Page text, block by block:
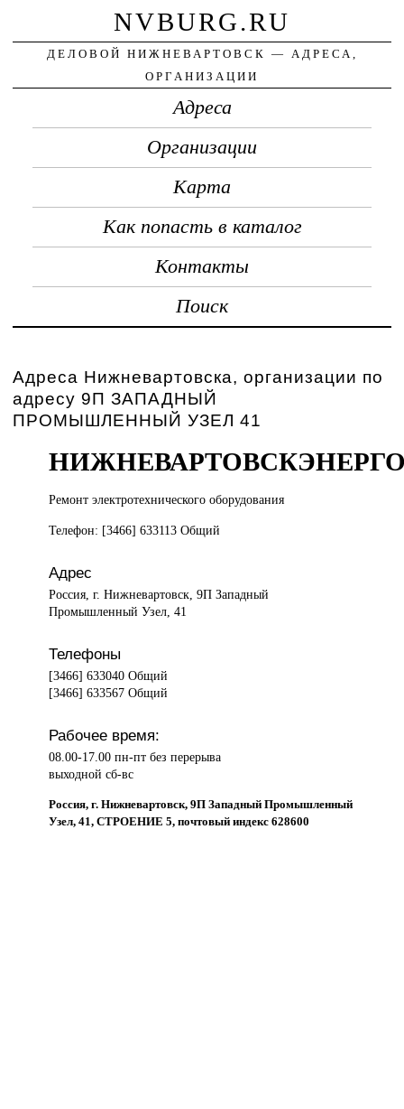
NVBURG.RU
ДЕЛОВОЙ НИЖНЕВАРТОВСК — АДРЕСА,
ОРГАНИЗАЦИИ
Адреса
Организации
Карта
Как попасть в каталог
Контакты
Поиск
Адреса Нижневартовска, организации по
адресу 9П ЗАПАДНЫЙ
ПРОМЫШЛЕННЫЙ УЗЕЛ 41
Ремонт электротехническогооборудования
Телефон: [3466] 633113 Общий
Адрес
Россия, г. Нижневартовск, 9П Западный
Промышленный Узел, 41
Телефоны
[3466] 633040 Общий
[3466] 633567 Общий
Рабочее время:
08.00-17.00 пн-пт без перерыва
выходной сб-вс
Россия, г. Нижневартовск, 9П Западный Промышленный
Узел, 41, СТРОЕНИЕ 5, почтовый индекс 628600